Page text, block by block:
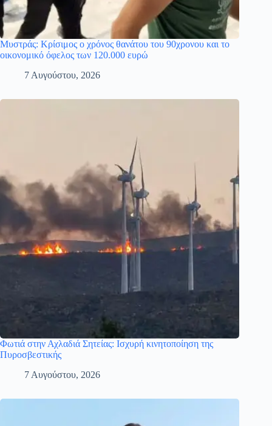
Μυστράς: Κρίσιμος ο χρόνος θανάτου του 90χρονου και το
οικονομικό όφελος των 120.000 ευρώ
7 Αυγούστου, 2026
Φωτιά στην Αχλαδιά Σητείας: Ισχυρή κινητοποίηση της
Πυροσβεστικής
7 Αυγούστου, 2026